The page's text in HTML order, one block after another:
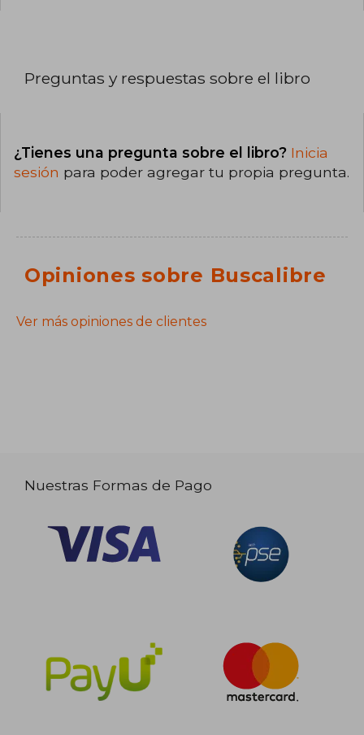
Preguntas y respuestas sobre el libro
¿Tienes una pregunta sobre el libro? Inicia
sesión para poder agregar tu propia pregunta.
Opiniones sobre Buscalibre
Ver más opiniones de clientes
Nuestras Formas de Pago